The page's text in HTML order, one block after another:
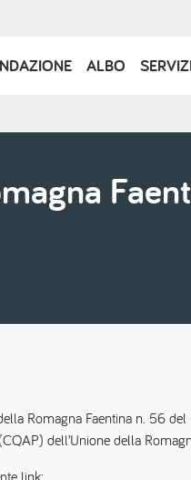
ALBO
Romagna Faentina n. 56
dell’Unione della
link: